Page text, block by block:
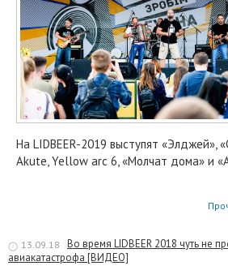
На LIDBEER-2019 выступят «Элджей»,
Akute, Yellow arc 6, «Молчат дома» и
13.09.18
Во время LIDBEER 2018 чуть не
авиакатастрофа [ВИДЕО]